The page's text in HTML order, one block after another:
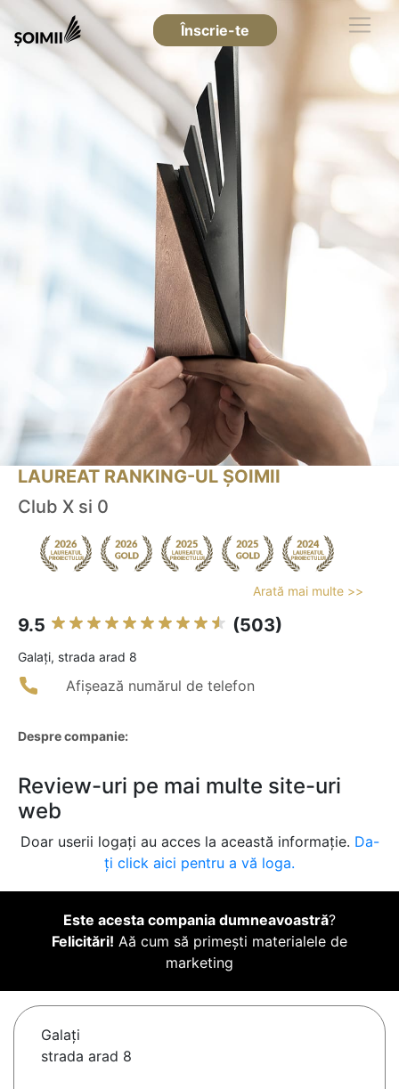
Înscrie-te
LAUREAT RANKING-UL ȘOIMII
Club X si 0
Arată mai multe >>
9.5 (503)
Galaţi, strada arad 8
Afișează numărul de telefon
Despre companie:
Review-uri pe mai multe site-uri
web
Doar userii logați au acces la această informație. Da-
ți click aici pentru a vă loga.
Este acesta compania dumneavoastră?
Felicitări! Aă cum să primești materialele de
marketing
Galaţi
strada arad 8